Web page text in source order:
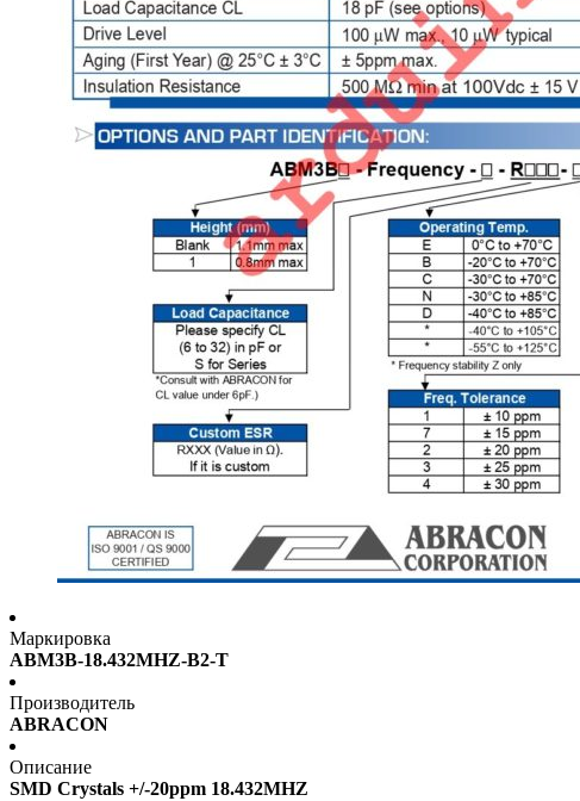
Маркировка
ABM3B-18.432MHZ-B2-T
Производитель
ABRACON
Описание
SMD Crystals +/-20ppm 18.432MHZ